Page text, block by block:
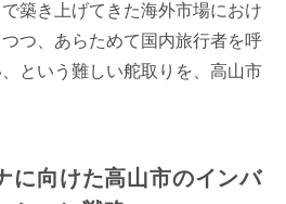
築き上げてきた海外市場におけ
つ、あらためて国内旅行者を呼
という難しい舵取りを、高山市
に向けた高山市のインバ